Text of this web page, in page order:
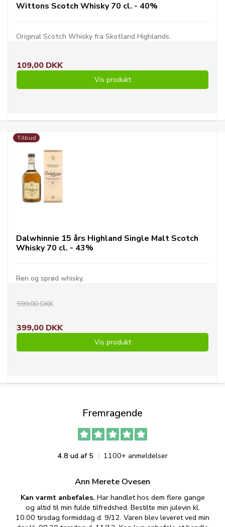
Wittons Scotch Whisky 70 cl. - 40%
Original Scotch Whisky fra Skotland Highlands.
109,00 DKK
Vis produkt
Tilbud
Dalwhinnie 15 års Highland Single Malt Scotch
Whisky 70 cl. - 43%
Ren og sprød whisky.
599,00 DKK
399,00 DKK
Vis produkt
Fremragende
4.8 ud af 5 1100+ anmeldelser
Ann Merete Ovesen
Kan varmt anbefales. Har handlet hos dem flere gange
og altid til min fulde tilfredshed. Bestilte min julevin kl.
10.00 tirsdag formiddag d. 9/12. Varen blev leveret ved min